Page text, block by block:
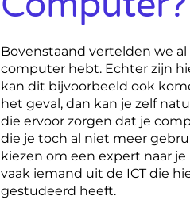
Bovenstaand vertelden we
computer hebt. Echter zijn
kan dit bijvoorbeeld ook
het geval, dan kan je zelf
die ervoor zorgen dat je
die je toch al niet meer
kiezen om een expert naar
vaak iemand uit de ICT die
gestudeerd heeft.